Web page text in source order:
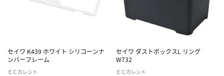
セイワ K439 ホワイト シリコーンナ
ンバーフレーム
ＥＣカレント
セイワ ダストボックスL リング
W732
ＥＣカレント